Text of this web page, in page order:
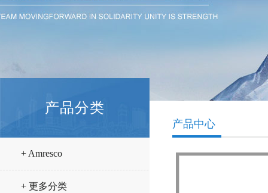
产品分类
+ Amresco
+ 更多分类
产品中心